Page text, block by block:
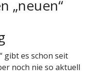
„neuen“
gibt es schon seit
noch nie so aktuell